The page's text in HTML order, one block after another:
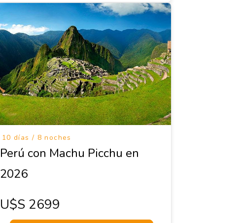
10 días / 8 noches
Perú con Machu Picchu en
2026
U$s 2699